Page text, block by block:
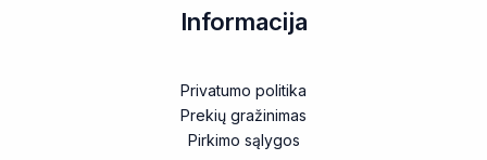
Informacija
Privatumo politika
Prekių gražinimas
Pirkimo sąlygos